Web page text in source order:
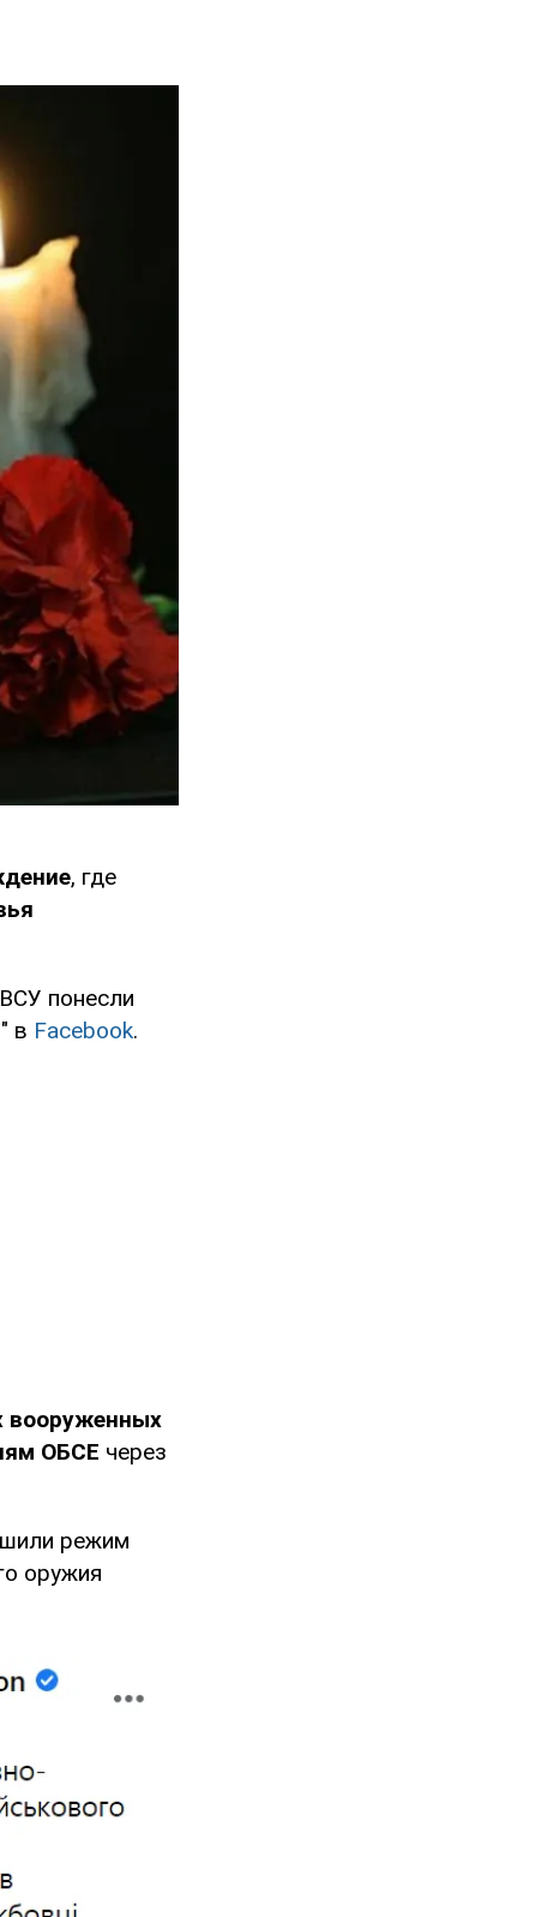
, где
понесли
в Facebook.
вооруженных
ОБСЕ через
режим
оружия